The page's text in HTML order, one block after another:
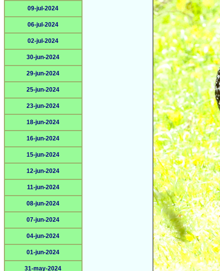
09-jul-2024
06-jul-2024
02-jul-2024
30-jun-2024
29-jun-2024
25-jun-2024
23-jun-2024
18-jun-2024
16-jun-2024
15-jun-2024
12-jun-2024
11-jun-2024
08-jun-2024
07-jun-2024
04-jun-2024
01-jun-2024
31-may-2024